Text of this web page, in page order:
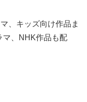
、キッズ向け作品ま
マ、NHK作品も配